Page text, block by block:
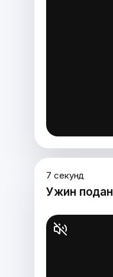
7 секунд
Ужин подан